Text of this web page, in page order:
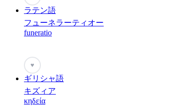
ラテン語
フューネラーティオー
funeratio
♥
ギリシャ語
キズィア
κηδεία